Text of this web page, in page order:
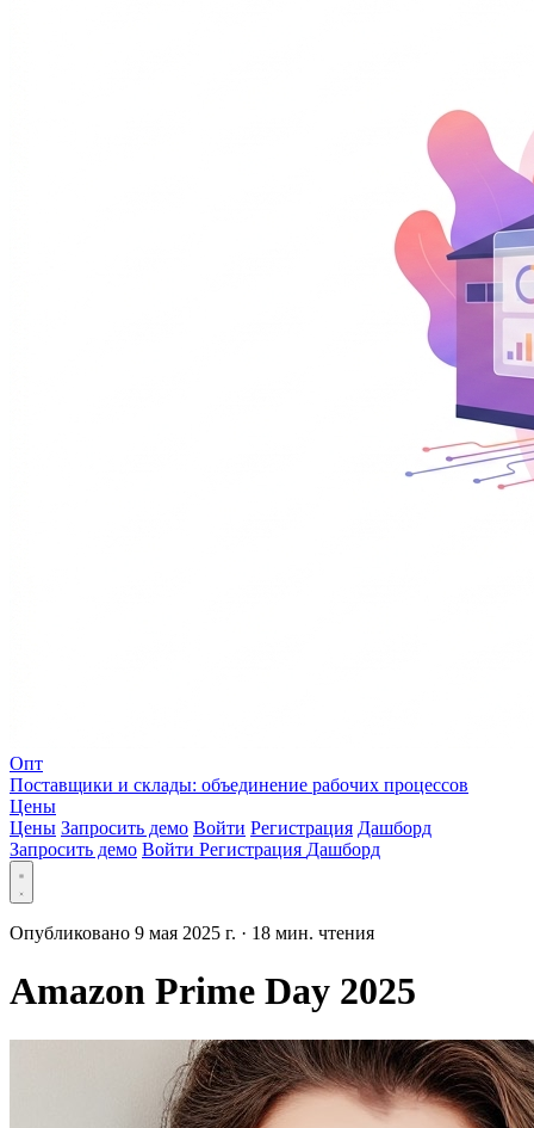
Опт
Поставщики и склады: объединение рабочих процессов
Цены
Цены Запросить демо Войти Регистрация Дашборд
Запросить демо Войти Регистрация Дашборд
Опубликовано 9 мая 2025 г. · 18 мин. чтения
Amazon Prime Day 2025